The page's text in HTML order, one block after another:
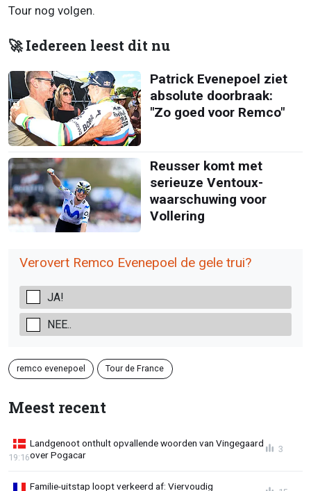
Tour nog volgen.
🚀 Iedereen leest dit nu
Patrick Evenepoel ziet
absolute doorbraak:
"Zo goed voor Remco"
Reusser komt met
serieuze Ventoux-
waarschuwing voor
Vollering
Verovert Remco Evenepoel de gele trui?
JA!
NEE..
remco evenepoel Tour de France
Meest recent
Landgenoot onthult opvallende woorden van Vingegaard
over Pogacar
19:16
3
Familie-uitstap loopt verkeerd af: Viervoudig